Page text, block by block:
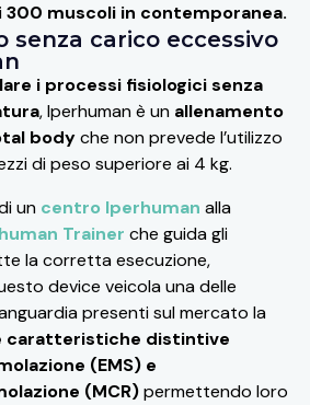
300 muscoli in contemporanea.
senza carico eccessivo
i processi fisiologici senza
, Iperhuman è un allenamento
bodyche non prevede l’utilizzo
di peso superiore ai 4 kg.
un centro Iperhuman alla
Trainer che guida gli
la corretta esecuzione,
device veicola una delle
presenti sul mercato la
caratteristiche distintive
(EMS) e
(MCR)permettendo loro